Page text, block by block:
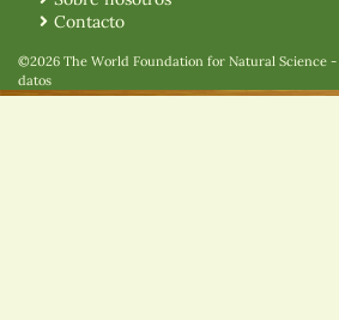
Contacto
©2026 The World Foundation for Natural Science -
datos